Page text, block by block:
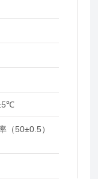
（50±0.5）